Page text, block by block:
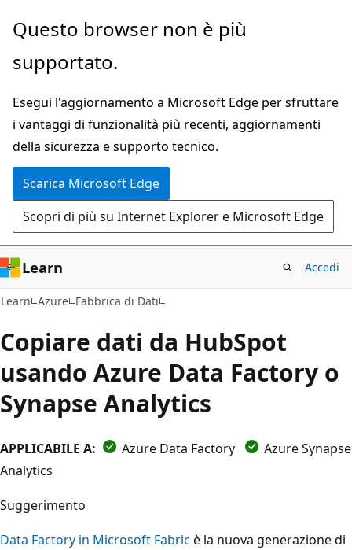
Ignora
passa
contenuto
principale
Questo browser non è più
supportato.
Esegui l'aggiornamento a Microsoft Edge per sfruttare
i vantaggi di funzionalità più recenti, aggiornamenti
della sicurezza e supporto tecnico.
Scarica Microsoft Edge
Scopri di più su Internet Explorer e Microsoft Edge
Learn Accedi
Learn Azure Fabbrica di Dati
Copiare dati da HubSpot
usando Azure Data Factory o
Synapse Analytics
APPLICABILE A: Azure Data Factory
Azure Synapse
Analytics
Suggerimento
Data Factory in Microsoft Fabric è la nuova generazione di